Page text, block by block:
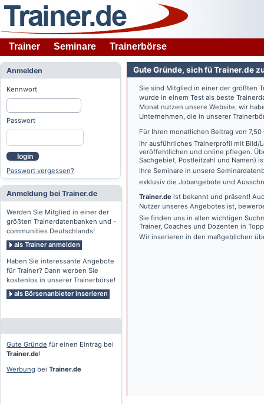
Trainer Seminare Trainerbörse
Anmelden
Kennwort
Passwort
login
Passwort vergessen?
Anmeldung bei Trainer.de
Werden Sie Mitglied in einer der
größten Trainerdatenbanken und -
communities Deutschlands!
als Trainer anmelden
Haben Sie interessante Angebote
für Trainer? Dann werben Sie
kostenlos in unserer Trainerbörse!
als Börsenanbieter inserieren
Gute Gründe für einen Eintrag bei
Trainer.de!
Werbung bei Trainer.de
Gute Gründe, sich fü Trainer.de
Sie sind Mitglied in einer der größten
wurde in einem Test als beste
Monat nutzen unsere Website, wir
Unternehmen, die in unserer
Für Ihren monatlichen Beitrag von
Ihr ausführliches Trainerprofil mit
veröffentlichen und online pflegen.
Sachgebiet, Postleitzahl und Namen)
Ihre Seminare in unsere
exklusiv die Jobangebote und
Trainer.de ist bekannt und präsent!
Nutzer unseres Angebotes ist,
Sie finden uns in allen wichtigen
Trainer, Coaches und Dozenten in
Wir inserieren in den maßgeblichen